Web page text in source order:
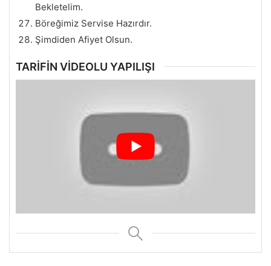
Bekletelim.
Böreğimiz Servise Hazırdır.
Şimdiden Afiyet Olsun.
TARİFİN VİDEOLU YAPILIŞI